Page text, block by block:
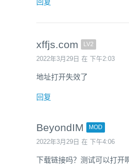
回复
xffjs.com LV2
2022年3月29日 在 下午2:03
地址打开失效了
回复
BeyondIM MOD
2022年3月29日 在 下午4:06
下载链接吗？测试可以打开